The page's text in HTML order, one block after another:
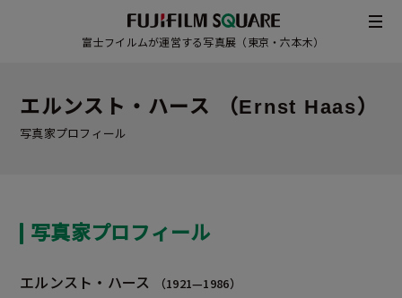
富士フイルムが運営する写真展（東京・六本木）
エルンスト・ハース （Ernst Haas）
写真家プロフィール
写真家プロフィール
エルンスト・ハース
（1921—1986）